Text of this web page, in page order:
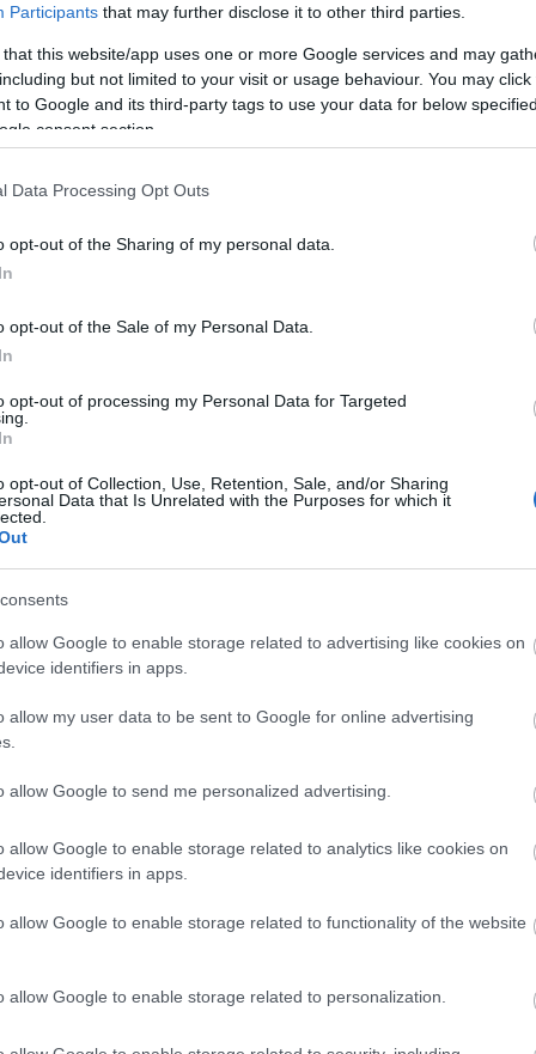
Participants that may further disclose it to other third parties.
that this website/app uses one or more Google services and may
but not limited to your visit or usage behaviour. You may
to Google and its third-party tags to use your data for below
consent section.
Data Processing Opt Outs
opt-out of the Sharing of my personal data.
opt-out of the Sale of my Personal Data.
opt-out of processing my Personal Data for Targeted
opt-out of Collection, Use, Retention, Sale, and/or Sharing
Data that Is Unrelated with the Purposes for which it
allow Google to enable storage related to advertising like cookies on
identifiers in apps.
allow my user data to be sent to Google for online advertising
allow Google to send me personalized advertising.
allow Google to enable storage related to analytics like cookies on
identifiers in apps.
allow Google to enable storage related to functionality of the website
allow Google to enable storage related to personalization.
ιδιαίτερα αυξημένης κίνησης
της Χώρας αλλά και των μεγάλων
της Πεντηκοστής και Αγίου Πνεύματος
21 Ιουνίου 2024 έως και την Δευτέρα 24
αστυνόμευσης στο σύνολο του
την ασφαλή μετακίνηση των πολιτών και
ατυχημάτων.
περιλαμβάνει:
εξόδους μεγάλων αστικών κέντρων,
οχημάτων,
όπου παρατηρείται μαζική διακίνηση
κ.λπ.), καθώς και σε σημεία του
συχνότητα πρόκλησης τροχαίων
εντός των πόλεων, καθώς και σε
παρατηρείται αυξημένη κίνηση
ειδικών τροχονομικών ελέγχων
παραβάσεων, όπως υπερβολική
αλκοόλ, χρήση κινητού τηλεφώνου
κράνους – ζώνης ασφαλείας,
υπερβάσεις διπλής διαχωριστικής γραμμής
τους συναρμόδιους Φορείς –
την άμεση αντιμετώπιση και επίλυση των
και